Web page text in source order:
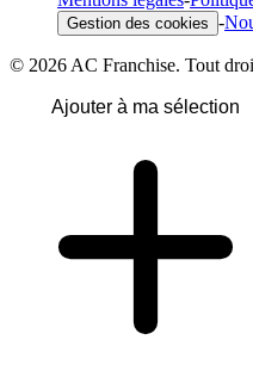
Gestion des cookies -
© 2026 AC Franchise. Tout
Ajouter à ma sélection